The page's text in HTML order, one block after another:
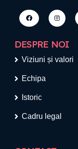
DESPRE NOI
Viziuni și valori
Echipa
Istoric
Cadru legal